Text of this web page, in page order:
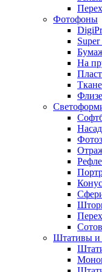
Фотофоны
Super
На
Штативы и